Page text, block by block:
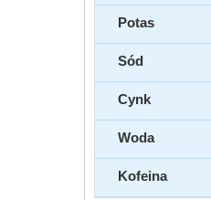
Potas
Sód
Cynk
Woda
Kofeina